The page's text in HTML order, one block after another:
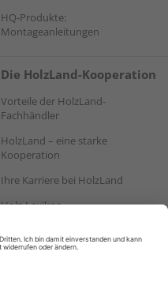
HQ-Produkte:
Montageanleitungen
Die HolzLand-Kooperation
Vorteile der HolzLand-
Fachhändler
HolzLand – eine starke
Kooperation
Ihre Karriere bei HolzLand
Holz-Lexikon